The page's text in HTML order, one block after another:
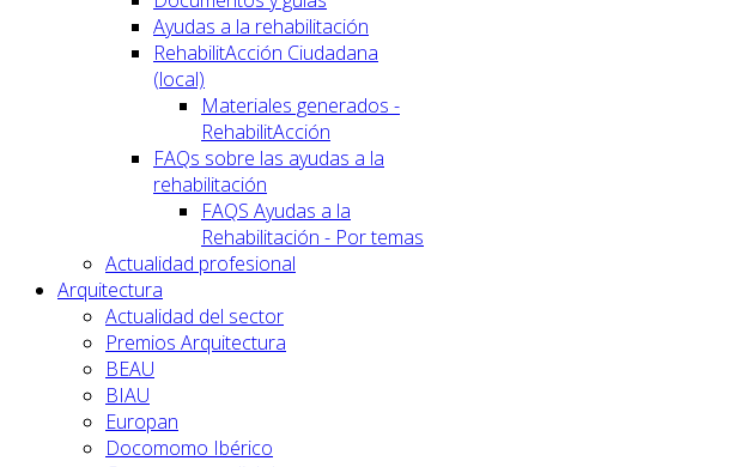
Ayudas a la rehabilitación
RehabilitAcción Ciudadana
(local)
Materiales generados -
RehabilitAcción
FAQs sobre las ayudas a la
rehabilitación
FAQS Ayudas a la
Rehabilitación - Por temas
Actualidad profesional
Arquitectura
Actualidad del sector
Premios Arquitectura
BEAU
BIAU
Europan
Docomomo Ibérico